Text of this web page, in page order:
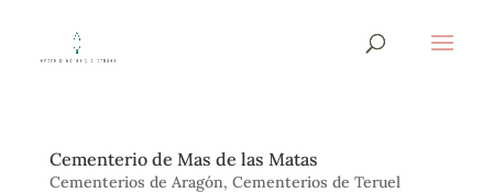
Cementerio de Mas de las Matas
Cementerios de Aragón, Cementerios de Teruel